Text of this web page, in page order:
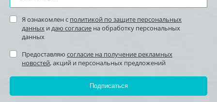
Я ознакомлен с политикой по защите персональных
данных и даю согласие на обработку персональных
данных
Предоставляю согласие на получение рекламных
новостей, акций и персональных предложений